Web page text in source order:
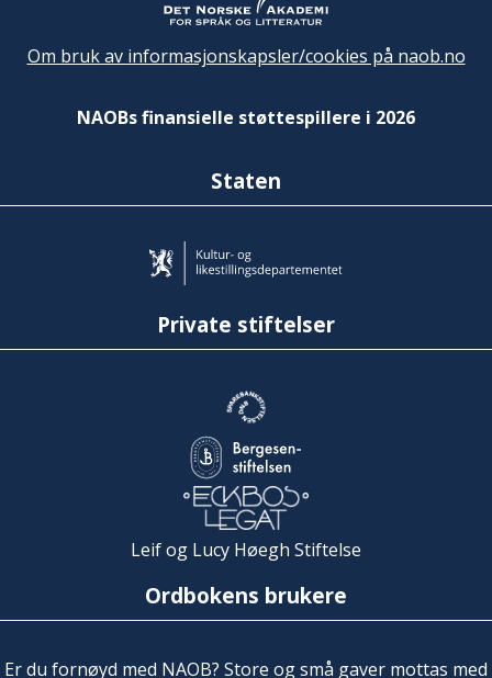
Om bruk av informasjonskapsler/cookies på naob.no
NAOBs finansielle støttespillere i 2026
Staten
Private stiftelser
Leif og Lucy Høegh Stiftelse
Ordbokens brukere
Er du fornøyd med NAOB? Store og små gaver mottas med